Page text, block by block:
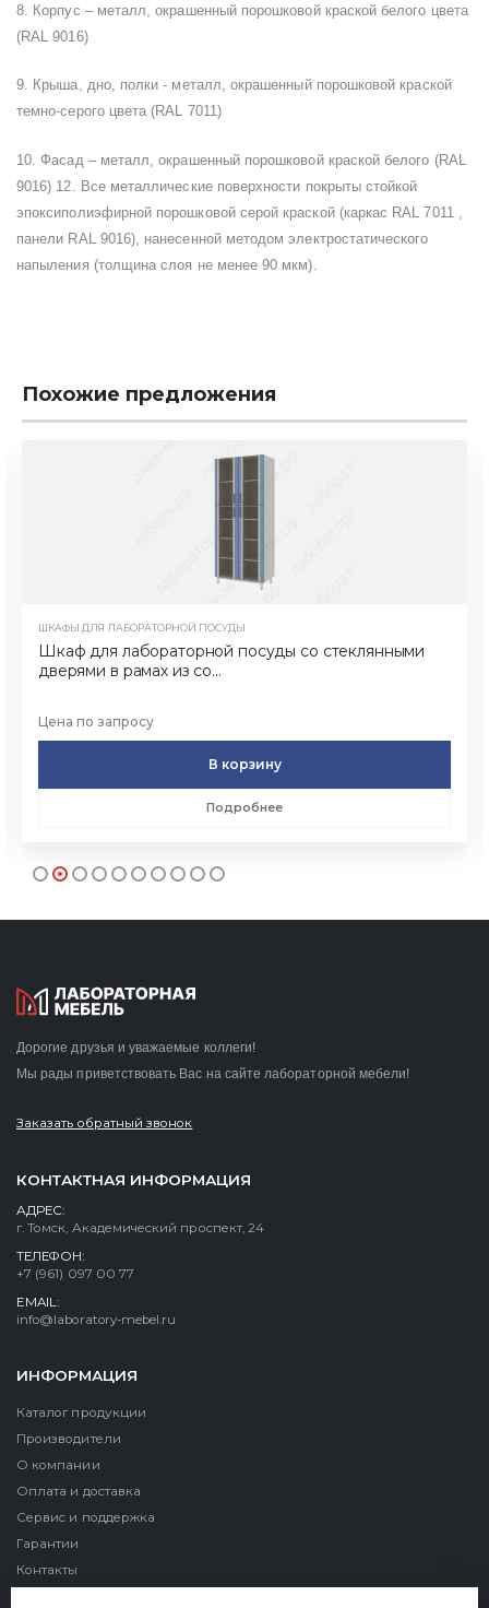
8. Корпус – металл, окрашенный порошковой краской белого цвета
(RAL 9016)
9. Крыша, дно, полки - металл, окрашенный порошковой краской
темно-серого цвета (RAL 7011)
10. Фасад – металл, окрашенный порошковой краской белого (RAL
9016) 12. Все металлические поверхности покрыты стойкой
эпоксиполиэфирной порошковой серой краской (каркас RAL 7011 ,
панели RAL 9016), нанесенной методом электростатического
напыления (толщина слоя не менее 90 мкм).
Похожие предложения
ШКАФЫ ДЛЯ ЛАБОРАТОРНОЙ ПОСУДЫ
Шкаф для лабораторной посуды со стеклянными
дверями в рамах из со...
Цена по запросу
В корзину
Подробнее
Дорогие друзья и уважаемые коллеги!
Мы рады приветствовать Вас на сайте лабораторной мебели!
Заказать обратный звонок
КОНТАКТНАЯ ИНФОРМАЦИЯ
АДРЕС:
г. Томск, Академический проспект, 24
ТЕЛЕФОН:
+7 (961) 097 00 77
EMAIL:
info@laboratory-mebel.ru
ИНФОРМАЦИЯ
Каталог продукции
Производители
О компании
Оплата и доставка
Сервис и поддержка
Гарантии
Контакты